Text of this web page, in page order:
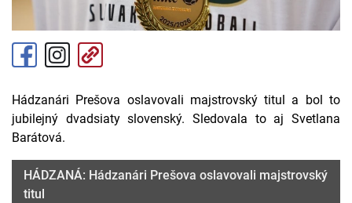
Hádzanári Prešova oslavovali majstrovský titul a bol to
jubilejný dvadsiaty slovenský. Sledovala to aj Svetlana
Barátová.
HÁDZANÁ: Hádzanári Prešova oslavovali majstrovský
titul